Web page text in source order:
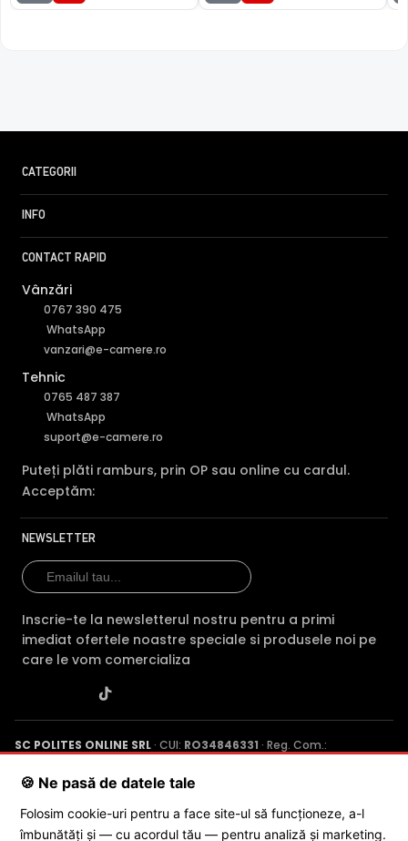
CATEGORII
INFO
CONTACT RAPID
Vânzări
0767 390 475
WhatsApp
vanzari@e-camere.ro
Tehnic
0765 487 387
WhatsApp
suport@e-camere.ro
Puteți plăti ramburs, prin OP sau online cu cardul.
Acceptăm:
NEWSLETTER
Inscrie-te la newsletterul nostru pentru a primi
imediat ofertele noastre speciale si produsele noi pe
care le vom comercializa
SC POLITES ONLINE SRL · CUI: RO34846331 · Reg. Com.:
Poenaru, Nr. 1, Craiova, Jud. Dolj ·
🍪 Ne pasă de datele tale
Folosim cookie-uri pentru a face site-ul să funcționeze, a-l
îmbunătăți și — cu acordul tău — pentru analiză și marketing.